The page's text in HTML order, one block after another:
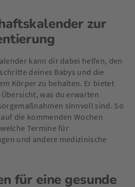
zur
kann dir dabei helfen, den
deines Babys und die
Körper zu behalten. Er bietet
was du erwarten
sinnvoll sind. So
die kommenden Wochen
Termine für
und andere medizinische
für eine gesunde